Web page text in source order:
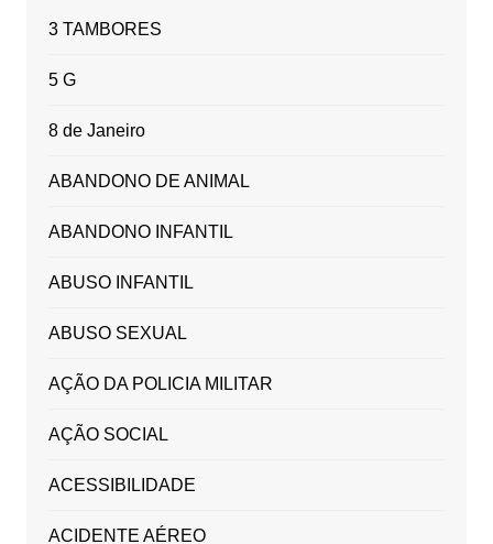
3 TAMBORES
5 G
8 de Janeiro
ABANDONO DE ANIMAL
ABANDONO INFANTIL
ABUSO INFANTIL
ABUSO SEXUAL
AÇÃO DA POLICIA MILITAR
AÇÃO SOCIAL
ACESSIBILIDADE
ACIDENTE AÉREO